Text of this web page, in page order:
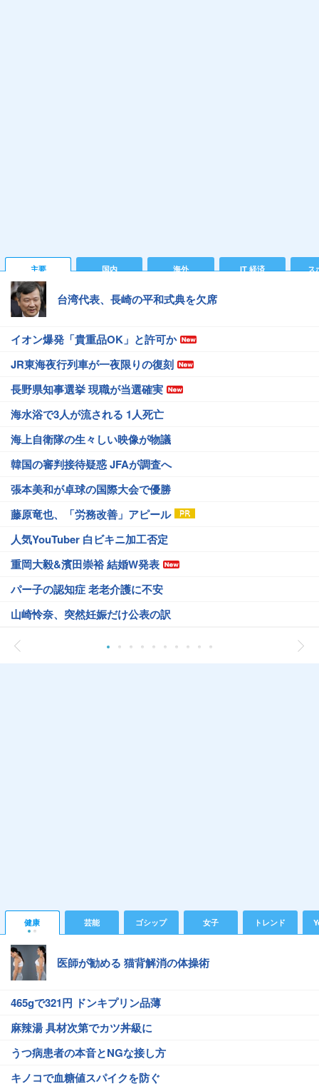
主要 国内 海外 IT 経済 ス
台湾代表、長崎の平和式典を欠席
イオン爆発「貴重品OK」と許可か
JR東海夜行列車が一夜限りの復刻
長野県知事選挙 現職が当選確実
海水浴で3人が流される 1人死亡
海上自衛隊の生々しい映像が物議
韓国の審判接待疑惑 JFAが調査へ
張本美和が卓球の国際大会で優勝
藤原竜也、「労務改善」アピール
人気YouTuber 白ビキニ加工否定
重岡大毅&濱田崇裕 結婚W発表
パー子の認知症 老老介護に不安
山崎怜奈、突然妊娠だけ公表の訳
健康 芸能 ゴシップ 女子 トレンド
医師が勧める 猫背解消の体操術
465gで321円 ドンキプリン品薄
麻辣湯 具材次第でカツ丼級に
うつ病患者の本音とNGな接し方
キノコで血糖値スパイクを防ぐ